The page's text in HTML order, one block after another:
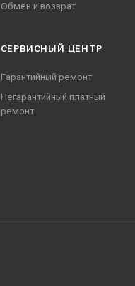
Обмен и возврат
СЕРВИСНЫЙ ЦЕНТР
Гарантийный ремонт
Негарантийный платный
ремонт